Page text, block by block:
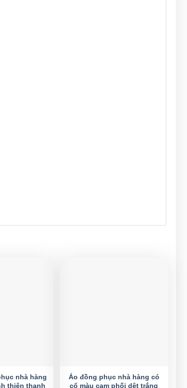
nhà hàng
thiên thanh
Áo đồng phục nhà hàng có
cổ màu cam phối dệt trắng